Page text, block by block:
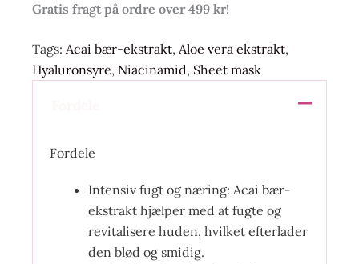
Gratis fragt på ordre over 499 kr!
Tags: Acai bær-ekstrakt, Aloe vera ekstrakt,
Hyaluronsyre, Niacinamid, Sheet mask
Fordele
Intensiv fugt og næring: Acai bær-
ekstrakt hjælper med at fugte og
revitalisere huden, hvilket efterlader
den blød og smidig.